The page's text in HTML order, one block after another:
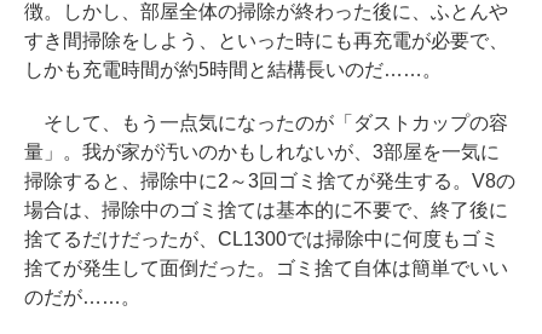
徴。しかし、部屋全体の掃除が終わった後に、ふとんや
すき間掃除をしよう、といった時にも再充電が必要で、
しかも充電時間が約5時間と結構長いのだ……。
そして、もう一点気になったのが「ダストカップの容
量」。我が家が汚いのかもしれないが、3部屋を一気に
掃除すると、掃除中に2～3回ゴミ捨てが発生する。V8の
場合は、掃除中のゴミ捨ては基本的に不要で、終了後に
捨てるだけだったが、CL1300では掃除中に何度もゴミ
捨てが発生して面倒だった。ゴミ捨て自体は簡単でいい
のだが……。